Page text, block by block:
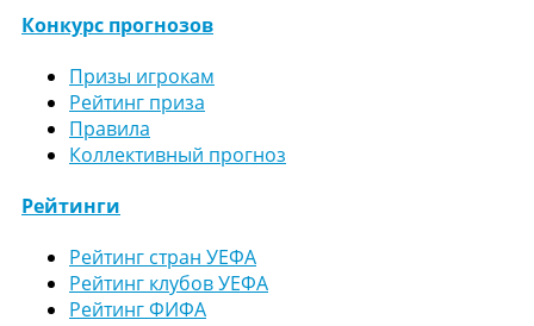
Конкурс прогнозов
Призы игрокам
Рейтинг приза
Правила
Коллективный прогноз
Рейтинги
Рейтинг стран УЕФА
Рейтинг клубов УЕФА
Рейтинг ФИФА